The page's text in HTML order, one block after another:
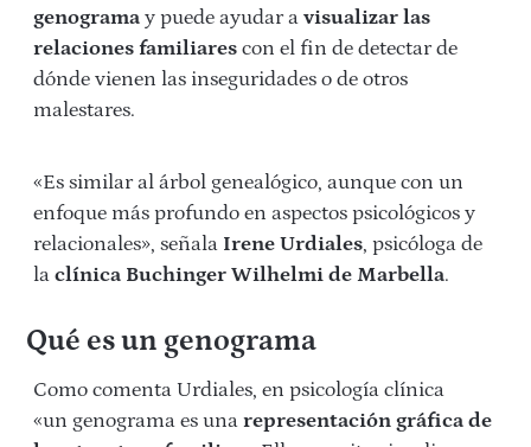
genograma y puede ayudar a visualizar las
relaciones familiares con el fin de detectar de
dónde vienen las inseguridades o de otros
malestares.
«Es similar al árbol genealógico, aunque con un
enfoque más profundo en aspectos psicológicos y
relacionales», señala Irene Urdiales, psicóloga de
la clínica Buchinger Wilhelmi de Marbella.
Qué es un genograma
Como comenta Urdiales, en psicología clínica
«un genograma es una representación gráfica de